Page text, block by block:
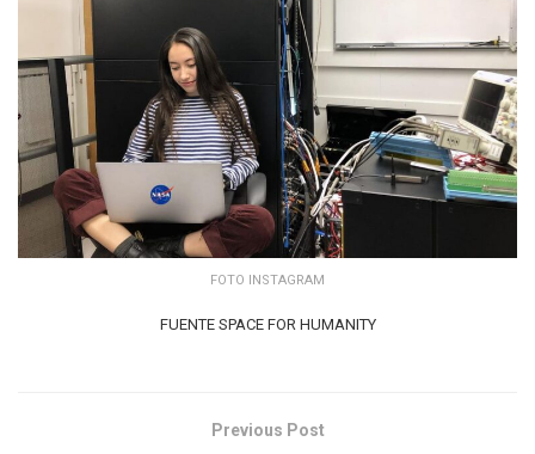
FOTO INSTAGRAM
FUENTE SPACE FOR HUMANITY
Previous Post